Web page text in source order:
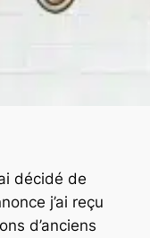
décidé de
j’ai reçu
d’anciens